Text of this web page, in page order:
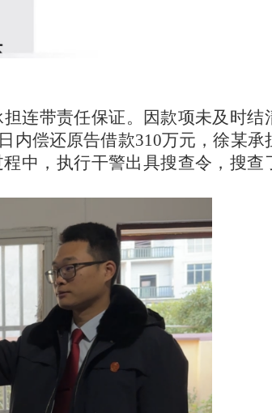
连带责任保证。因款项未及时结
内偿还原告借款310万元，徐某承
中，执行干警出具搜查令，搜查